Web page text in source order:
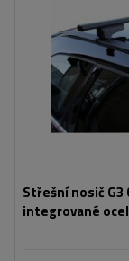
Střešní nosič
integrované